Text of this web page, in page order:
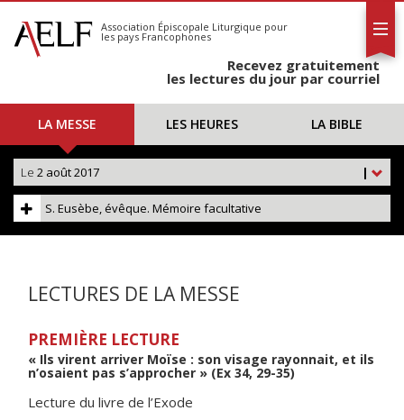
S'abonner
Calendrier
Association Épiscopale Liturgique pour
les pays Francophones
Recevez gratuitement
les lectures du jour par courriel
LA MESSE LES HEURES LA BIBLE
|
Le 2 août 2017
S. Eusèbe, évêque. Mémoire facultative
LECTURES DE LA MESSE
PREMIÈRE LECTURE
« Ils virent arriver Moïse : son visage rayonnait, et ils
n’osaient pas s’approcher » (Ex 34, 29-35)
Lecture du livre de l’Exode